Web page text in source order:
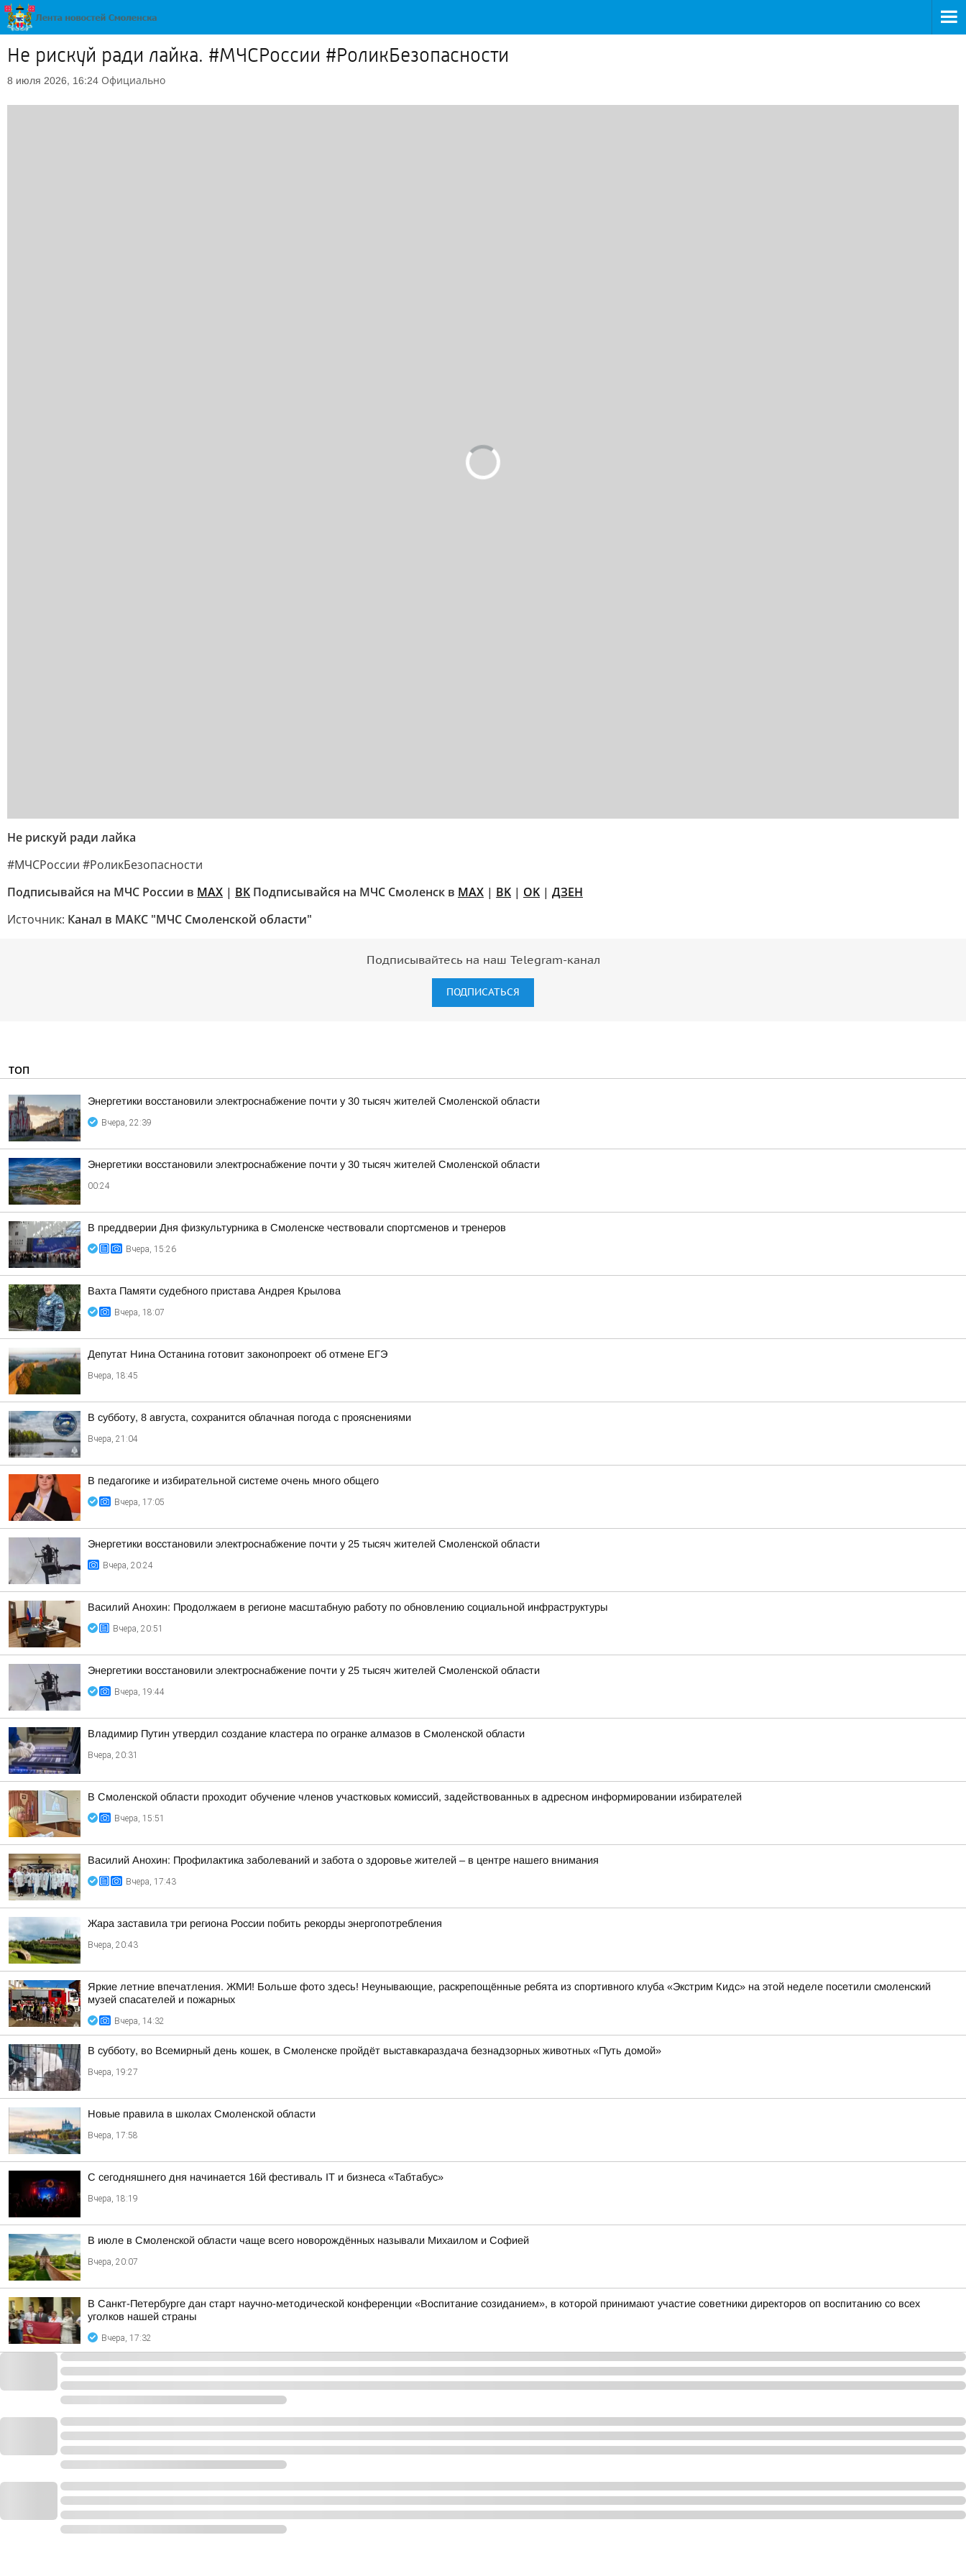
Не рискуй ради лайка. #МЧСРоссии #РоликБезопасности
8 июля 2026, 16:24 Официально
Не рискуй ради лайка
#МЧСРоссии #РоликБезопасности
Подписывайся на МЧС России в MAX | ВК Подписывайся на МЧС Смоленск в MAX | BK | OK | ДЗЕН
Источник: Канал в МАКС "МЧС Смоленской области"
Подписывайтесь на наш Telegram-канал
ПОДПИСАТЬСЯ
ТОП
Энергетики восстановили электроснабжение почти у 30 тысяч жителей Смоленской области
Вчера, 22:39
Энергетики восстановили электроснабжение почти у 30 тысяч жителей Смоленской области
00:24
В преддверии Дня физкультурника в Смоленске чествовали спортсменов и тренеров
Вчера, 15:26
Вахта Памяти судебного пристава Андрея Крылова
Вчера, 18:07
Депутат Нина Останина готовит законопроект об отмене ЕГЭ
Вчера, 18:45
В субботу, 8 августа, сохранится облачная погода с прояснениями
Вчера, 21:04
В педагогике и избирательной системе очень много общего
Вчера, 17:05
Энергетики восстановили электроснабжение почти у 25 тысяч жителей Смоленской области
Вчера, 20:24
Василий Анохин: Продолжаем в регионе масштабную работу по обновлению социальной инфраструктуры
Вчера, 20:51
Энергетики восстановили электроснабжение почти у 25 тысяч жителей Смоленской области
Вчера, 19:44
Владимир Путин утвердил создание кластера по огранке алмазов в Смоленской области
Вчера, 20:31
В Смоленской области проходит обучение членов участковых комиссий, задействованных в адресном информировании избирателей
Вчера, 15:51
Василий Анохин: Профилактика заболеваний и забота о здоровье жителей – в центре нашего внимания
Вчера, 17:43
Жара заставила три региона России побить рекорды энергопотребления
Вчера, 20:43
Яркие летние впечатления. ЖМИ! Больше фото здесь! Неунывающие, раскрепощённые ребята из спортивного клуба «Экстрим Кидс» на этой неделе посетили смоленский
музей спасателей и пожарных
Вчера, 14:32
В субботу, во Всемирный день кошек, в Смоленске пройдёт выставкараздача безнадзорных животных «Путь домой»
Вчера, 19:27
Новые правила в школах Смоленской области
Вчера, 17:58
С сегодняшнего дня начинается 16й фестиваль IT и бизнеса «Табтабус»
Вчера, 18:19
В июле в Смоленской области чаще всего новорождённых называли Михаилом и Софией
Вчера, 20:07
В Санкт-Петербурге дан старт научно-методической конференции «Воспитание созиданием», в которой принимают участие советники директоров оп воспитанию со всех
уголков нашей страны
Вчера, 17:32